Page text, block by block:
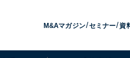
M&Aマガジン セミナー 資